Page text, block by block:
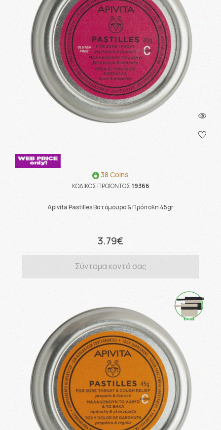
38 Coins
ΚΩΔΙΚΟΣ ΠΡΟΪΟΝΤΟΣ:19366
Apivita Pastilles Βατόμουρο & Πρόπολη 45gr
3.79€
Σύντομα κοντά σας